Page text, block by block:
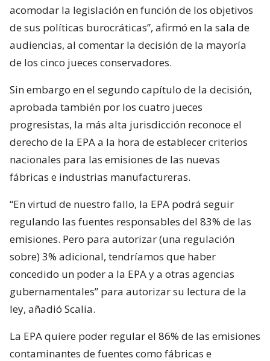
acomodar la legislación en función de los objetivos
de sus políticas burocráticas”, afirmó en la sala de
audiencias, al comentar la decisión de la mayoría
de los cinco jueces conservadores.
Sin embargo en el segundo capítulo de la decisión,
aprobada también por los cuatro jueces
progresistas, la más alta jurisdicción reconoce el
derecho de la EPA a la hora de establecer criterios
nacionales para las emisiones de las nuevas
fábricas e industrias manufactureras.
“En virtud de nuestro fallo, la EPA podrá seguir
regulando las fuentes responsables del 83% de las
emisiones. Pero para autorizar (una regulación
sobre) 3% adicional, tendríamos que haber
concedido un poder a la EPA y a otras agencias
gubernamentales” para autorizar su lectura de la
ley, añadió Scalia.
La EPA quiere poder regular el 86% de las emisiones
contaminantes de fuentes como fábricas e